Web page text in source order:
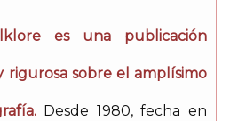
es una publicación
rigurosa sobre el amplísimo
Desde 1980, fecha en